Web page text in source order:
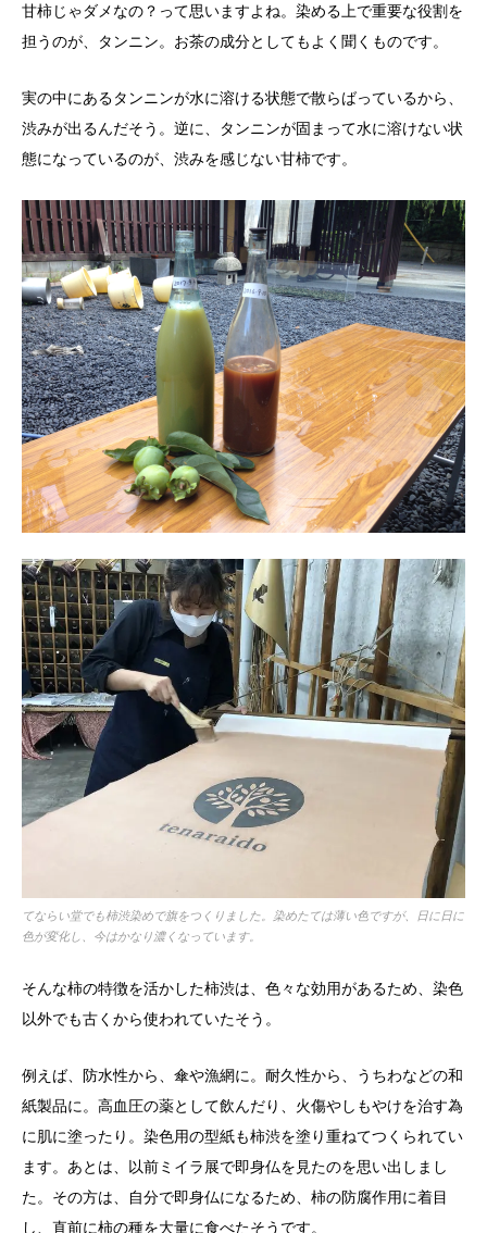
甘柿じゃダメなの？って思いますよね。染める上で重要な役割を
担うのが、タンニン。お茶の成分としてもよく聞くものです。
実の中にあるタンニンが水に溶ける状態で散らばっているから、
渋みが出るんだそう。逆に、タンニンが固まって水に溶けない状
態になっているのが、渋みを感じない甘柿です。
てならい堂でも柿渋染めで旗をつくりました。染めたては薄い色ですが、日に日に
色が変化し、今はかなり濃くなっています。
そんな柿の特徴を活かした柿渋は、色々な効用があるため、染色
以外でも古くから使われていたそう。
例えば、防水性から、傘や漁網に。耐久性から、うちわなどの和
紙製品に。高血圧の薬として飲んだり、火傷やしもやけを治す為
に肌に塗ったり。染色用の型紙も柿渋を塗り重ねてつくられてい
ます。あとは、以前ミイラ展で即身仏を見たのを思い出しまし
た。その方は、自分で即身仏になるため、柿の防腐作用に着目
し、直前に柿の種を大量に食べたそうです。